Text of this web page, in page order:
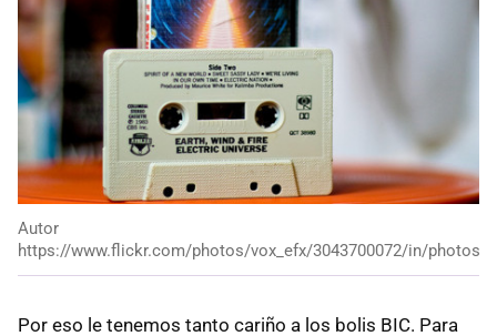
Autor
https://www.flickr.com/photos/vox_efx/3043700072/in/
Por eso le tenemos tanto cariño a los bolis BIC. Para